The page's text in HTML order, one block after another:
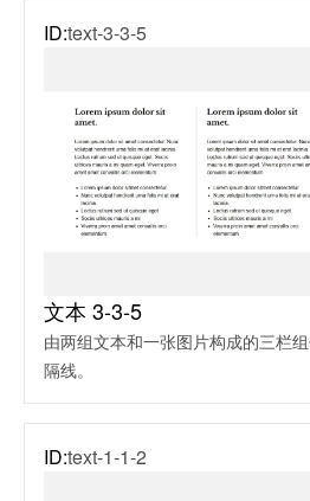
ID:text-3-3-5
文本 3-3-5
由两组文本和一张图片构成的三栏
隔线。
ID:text-1-1-2